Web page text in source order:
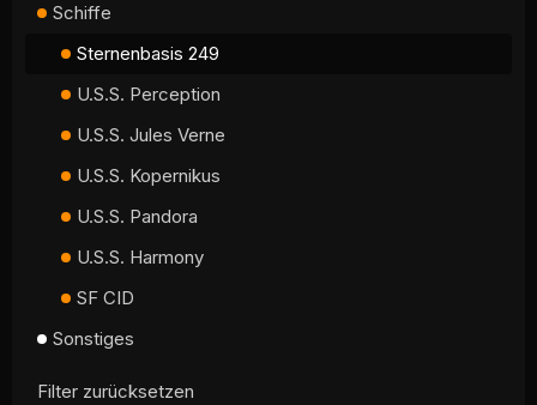
Schiffe
Sternenbasis 249
U.S.S. Perception
U.S.S. Jules Verne
U.S.S. Kopernikus
U.S.S. Pandora
U.S.S. Harmony
SF CID
Sonstiges
Filter zurücksetzen